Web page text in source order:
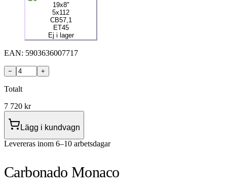
19x8"
5x112
CB57,1
ET45
Ej i lager
EAN: 5903636007717
− +
Totalt
7 720 kr
Lägg i kundvagn
Levereras inom 6–10 arbetsdagar
Carbonado Monaco